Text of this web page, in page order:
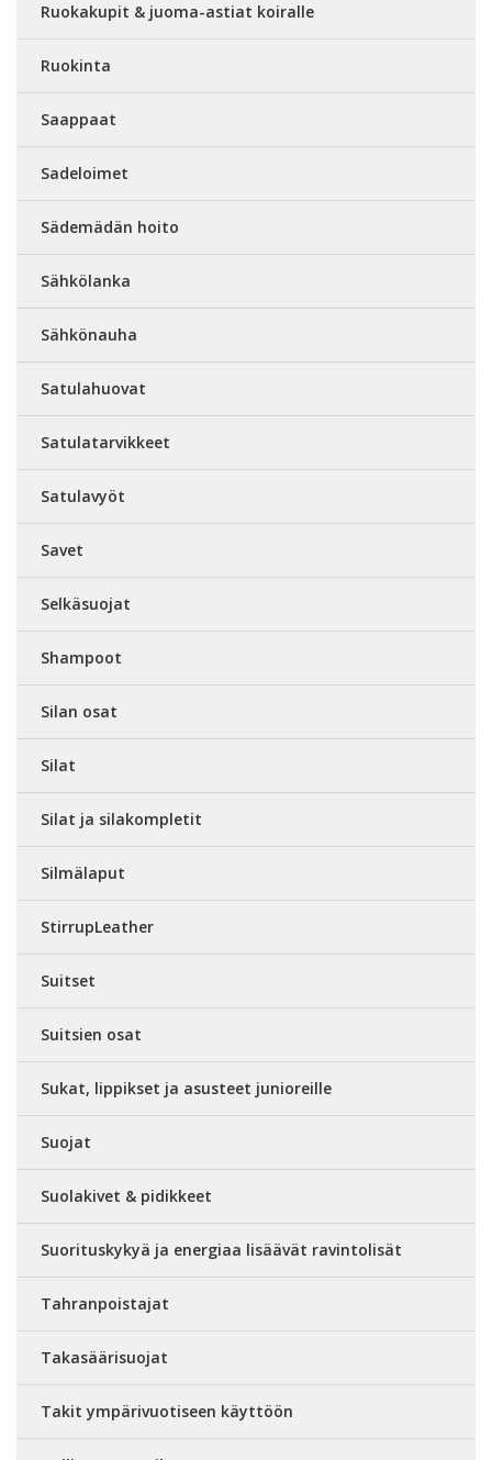
Ruokakupit & juoma-astiat koiralle
Ruokinta
Saappaat
Sadeloimet
Sädemädän hoito
Sähkölanka
Sähkönauha
Satulahuovat
Satulatarvikkeet
Satulavyöt
Savet
Selkäsuojat
Shampoot
Silan osat
Silat
Silat ja silakompletit
Silmälaput
StirrupLeather
Suitset
Suitsien osat
Sukat, lippikset ja asusteet junioreille
Suojat
Suolakivet & pidikkeet
Suorituskykyä ja energiaa lisäävät ravintolisät
Tahranpoistajat
Takasäärisuojat
Takit ympärivuotiseen käyttöön